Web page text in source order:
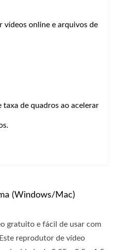
vídeos online e arquivos de
taxa de quadros ao acelerar
(Windows/Mac)
gratuito e fácil de usar com
reprodutor de vídeo